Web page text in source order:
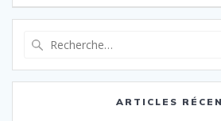
l’article
:
ARTICLES